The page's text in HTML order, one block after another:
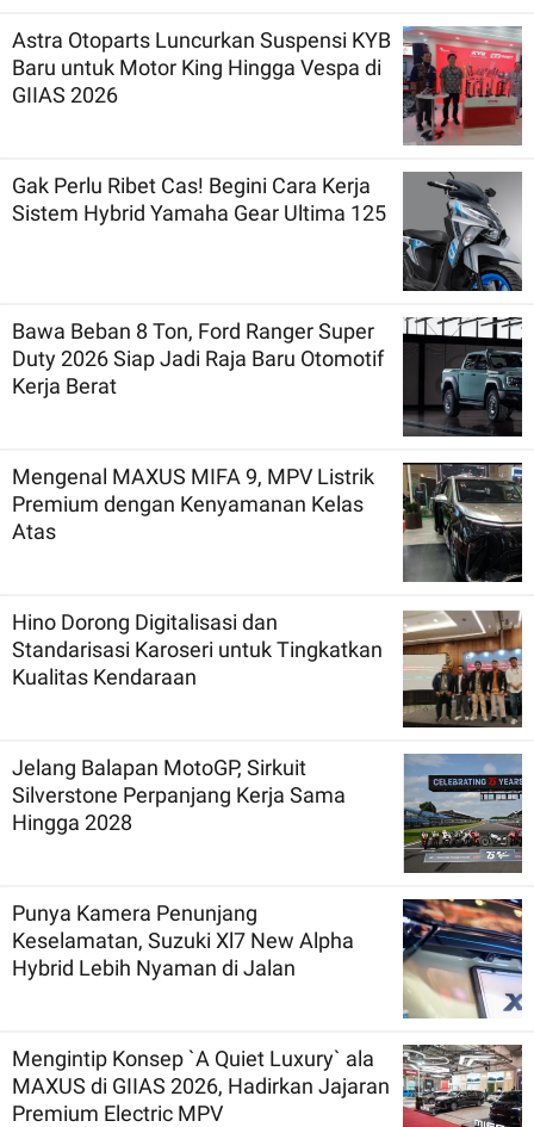
Astra Otoparts Luncurkan Suspensi KYB
Baru untuk Motor King Hingga Vespa di
GIIAS 2026
Gak Perlu Ribet Cas! Begini Cara Kerja
Sistem Hybrid Yamaha Gear Ultima 125
Bawa Beban 8 Ton, Ford Ranger Super
Duty 2026 Siap Jadi Raja Baru Otomotif
Kerja Berat
Mengenal MAXUS MIFA 9, MPV Listrik
Premium dengan Kenyamanan Kelas
Atas
Hino Dorong Digitalisasi dan
Standarisasi Karoseri untuk Tingkatkan
Kualitas Kendaraan
Jelang Balapan MotoGP, Sirkuit
Silverstone Perpanjang Kerja Sama
Hingga 2028
Punya Kamera Penunjang
Keselamatan, Suzuki Xl7 New Alpha
Hybrid Lebih Nyaman di Jalan
Mengintip Konsep `A Quiet Luxury` ala
MAXUS di GIIAS 2026, Hadirkan Jajaran
Premium Electric MPV